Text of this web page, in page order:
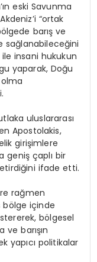
eski Savunma
“ortak
barış ve
sağlanabileceğini
insani hukukun
yaparak, Doğu
uluslararası
Apostolakis,
girişimlere
geniş çaplı bir
ifade etti.
rağmen
bölge içinde
bölgesel
ve barışın
yapıcı politikalar